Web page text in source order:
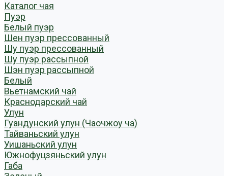
Каталог чая
Пуэр
Белый пуэр
Шен пуэр прессованный
Шу пуэр прессованный
Шу пуэр рассыпной
Шэн пуэр рассыпной
Белый
Вьетнамский чай
Краснодарский чай
Улун
Гуандунский улун (Чаочжоу ча)
Тайваньский улун
Уишаньский улун
Южнофуцзяньский улун
Габа